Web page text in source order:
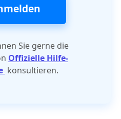
Sie gerne die
Offizielle Hilfe-
konsultieren.